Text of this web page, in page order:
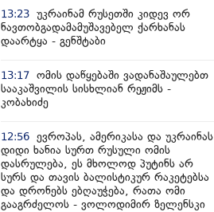
13:23 უკრაინამ რუსეთში კიდევ ორ
ნავთობგადამამუშავებელ ქარხანას
დაარტყა - გენშტაბი
13:17 ომის დაწყებაში ვადანაშაულებთ
სააკაშვილის სისხლიან რეჟიმს -
კობახიძე
12:56 ევროპას, ამერიკასა და უკრაინას
დიდი ხანია სურთ რუსული ომის
დასრულება, ეს მხოლოდ პუტინს არ
სურს და თავის ბალისტიკურ რაკეტებსა
და დრონებს ებღაუჭება, რათა ომი
გააგრძელოს - ვოლოდიმირ ზელენსკი